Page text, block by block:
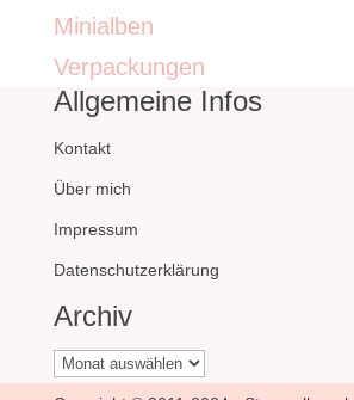
Minialben
Verpackungen
Allgemeine Infos
Kontakt
Über mich
Impressum
Datenschutzerklärung
Archiv
Archiv